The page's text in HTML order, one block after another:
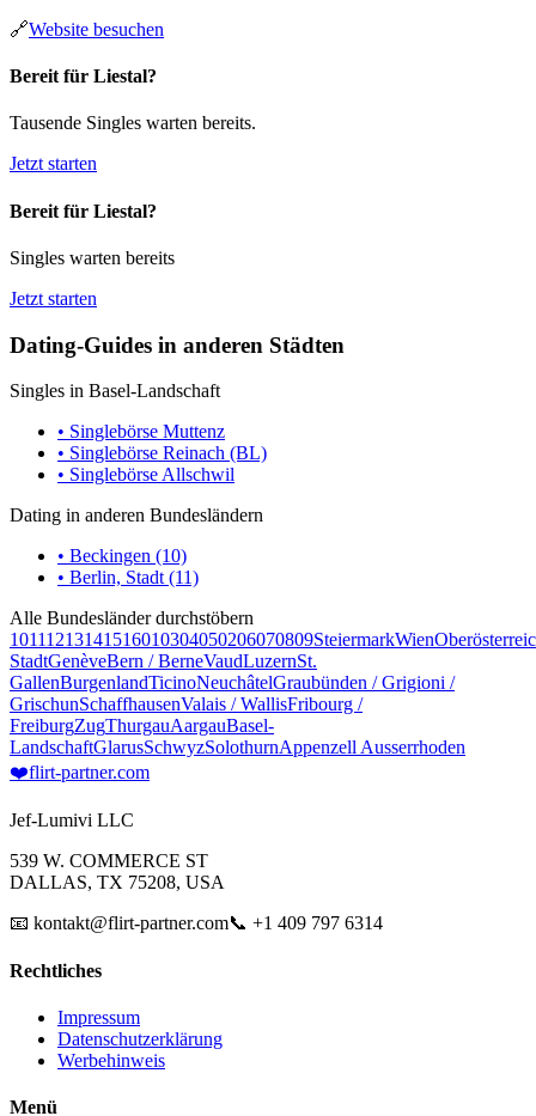
🔗Website besuchen
Bereit für Liestal?
Tausende Singles warten bereits.
Jetzt starten
Bereit für Liestal?
Singles warten bereits
Jetzt starten
Dating-Guides in anderen Städten
Singles in Basel-Landschaft
• Singlebörse Muttenz
• Singlebörse Reinach (BL)
• Singlebörse Allschwil
Dating in anderen Bundesländern
• Beckingen (10)
• Berlin, Stadt (11)
Alle Bundesländer durchstöbern
10111213141516010304050206070809SteiermarkWien
StadtGenèveBern / BerneVaudLuzernSt.
GallenBurgenlandTicinoNeuchâtelGraubünden / Grigioni /
GrischunSchaffhausenValais / WallisFribourg /
FreiburgZugThurgauAargauBasel-
LandschaftGlarusSchwyzSolothurnAppenzell Ausserrhoden
❤️flirt-partner.com
Jef-Lumivi LLC
539 W. COMMERCE ST
DALLAS, TX 75208, USA
📧 kontakt@flirt-partner.com📞 +1 409 797 6314
Rechtliches
Impressum
Datenschutzerklärung
Werbehinweis
Menü